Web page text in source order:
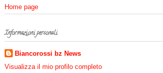
Home page
Informazioni personali
Biancorossi bz News
Visualizza il mio profilo completo